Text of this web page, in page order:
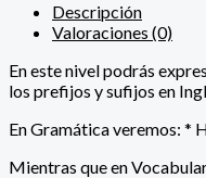
Descripción
Valoraciones (0)
En este nivel podrás
los prefijos y sufijos en
En Gramática veremos: *
Mientras que en